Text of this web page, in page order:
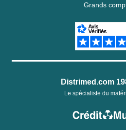
Grands
Distrimed.com
Le spécialiste du